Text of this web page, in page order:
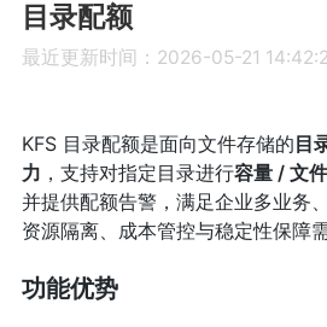
目录配额
最近更新时间：2026-05-21
KFS 目录配额是面向文件存储的目
力 ，支持对指定目录进行容量 / 文
并提供配额告警，满足企业多业务
资源隔离、成本管控与稳定性保障需
功能优势